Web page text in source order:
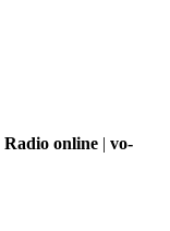
Radio online | vo-